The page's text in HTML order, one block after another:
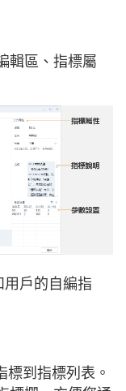
輯區、指標屬
戶的自編指
到指標列表。